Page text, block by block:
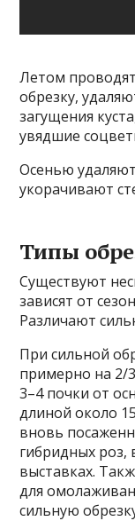
Летом
обрезку,
загущения
увядшие
Осенью
укорачивают
Типы
Существуют
зависят от
Различают
При сильной
примерно на 2/
3–4 почки от
длиной около
вновь
гибридных роз,
выставках.
для
сильную